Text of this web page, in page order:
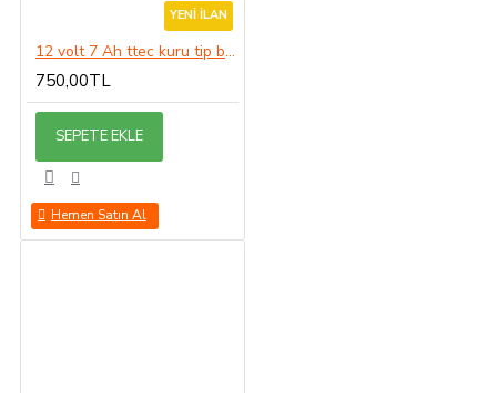
YENI İLAN
12 volt 7 Ah ttec kuru tip bakımsız Akü
750,00TL
SEPETE EKLE
Hemen Satın Al